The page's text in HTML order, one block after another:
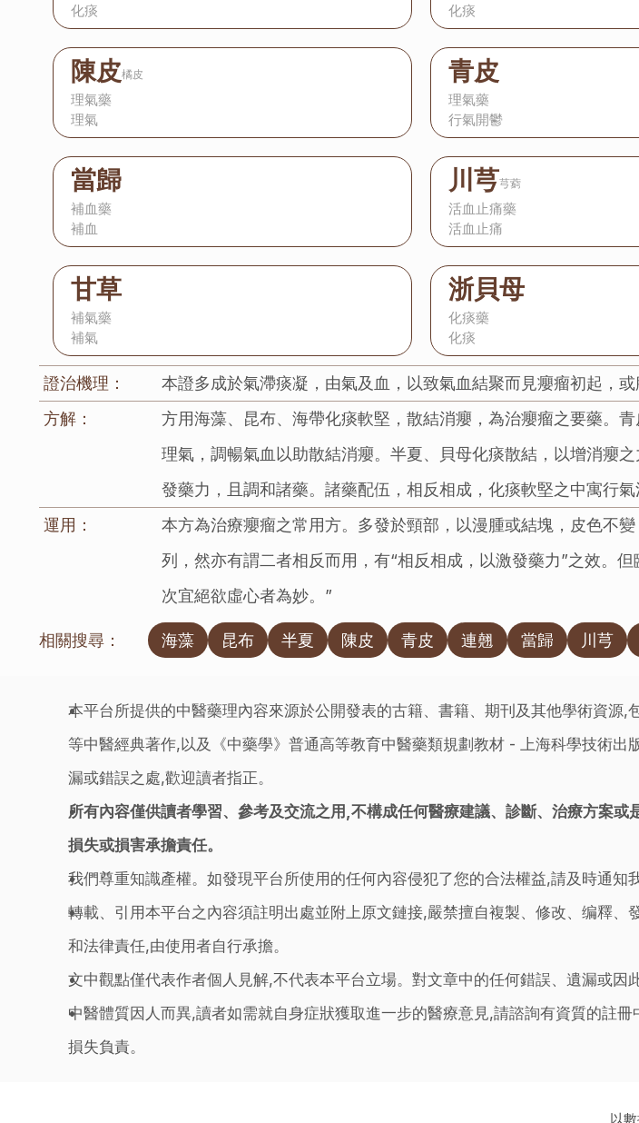
化痰
化痰
陳皮橘皮
理氣藥
理氣
青皮
理氣藥
行氣開鬱
當歸
補血藥
補血
川芎芎藭
活血止痛藥
活血止痛
甘草
補氣藥
補氣
浙貝母
化痰藥
化痰
證治機理：
本證多成於氣滯痰凝，由氣及血，以致氣血結聚而見癭瘤初起，
方解：
方用海藻、昆布、海帶化痰軟堅，散結消癭，為治癭瘤之要藥。
理氣，調暢氣血以助散結消癭。半夏、貝母化痰散結，以增消癭
發藥力，且調和諸藥。諸藥配伍，相反相成，化痰軟堅之中寓行
運用：
本方為治療癭瘤之常用方。多發於頸部，以漫腫或結塊，皮色不
列，然亦有謂二者相反而用，有“相反相成，以激發藥力”之效。
次宜絕欲虛心者為妙。”
相關搜尋： 海藻 昆布 半夏 陳皮 青皮 連翹 當歸 川芎
本平台所提供的中醫藥理內容來源於公開發表的古籍、書籍、期刊及其他學術資源
等中醫經典著作,以及《中藥學》普通高等教育中醫藥類規劃教材 - 上海科學技術
漏或錯誤之處,歡迎讀者指正。
所有內容僅供讀者學習、參考及交流之用,不構成任何醫療建議、診斷、治療方案
損失或損害承擔責任。
我們尊重知識產權。如發現平台所使用的任何內容侵犯了您的合法權益,請及時通知
轉載、引用本平台之內容須註明出處並附上原文鏈接,嚴禁擅自複製、修改、编釋
和法律責任,由使用者自行承擔。
文中觀點僅代表作者個人見解,不代表本平台立場。對文章中的任何錯誤、遺漏或因
中醫體質因人而異,讀者如需就自身症狀獲取進一步的醫療意見,請諮詢有資質的註
損失負責。
以